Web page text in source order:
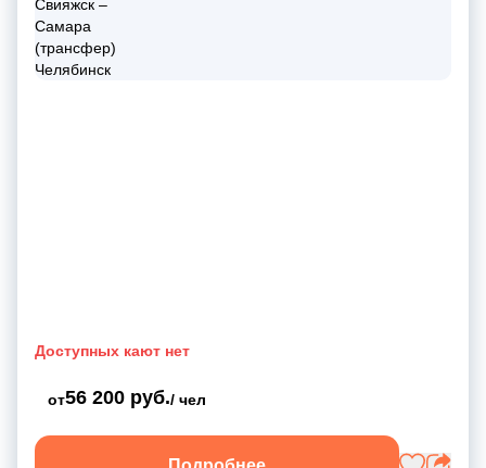
Доступных кают нет
от56 200 руб./ чел